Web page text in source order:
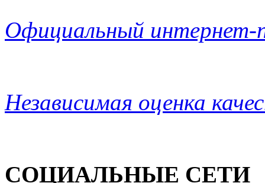
Официальный интернет-
Независимая оценка
СОЦИАЛЬНЫЕ СЕТИ